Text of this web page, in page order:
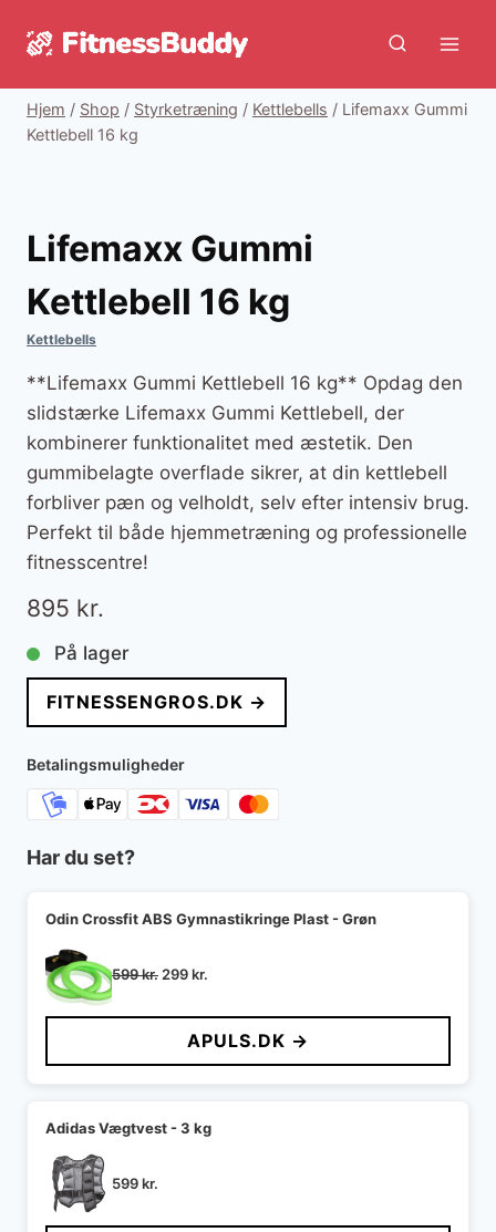
Hjem / Shop / Styrketræning / Kettlebells / Lifemaxx Gummi
Kettlebell 16 kg
Lifemaxx Gummi
Kettlebell 16 kg
Kettlebells
**Lifemaxx Gummi Kettlebell 16 kg** Opdag den
slidstærke Lifemaxx Gummi Kettlebell, der
kombinerer funktionalitet med æstetik. Den
gummibelagte overflade sikrer, at din kettlebell
forbliver pæn og velholdt, selv efter intensiv brug.
Perfekt til både hjemmetræning og professionelle
fitnesscentre!
895 kr.
På lager
FITNESSENGROS.DK →
Betalingsmuligheder
Har du set?
Odin Crossfit ABS Gymnastikringe Plast - Grøn
599kr. Den
pris
599 kr..
299kr.
pris
er:
299 kr..
APULS.DK →
Adidas Vægtvest - 3 kg
599kr.